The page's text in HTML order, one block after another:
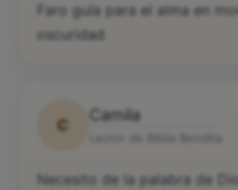
Faro guía para el alma en
oscuridad
C
Camila
Necesito de la palabra de